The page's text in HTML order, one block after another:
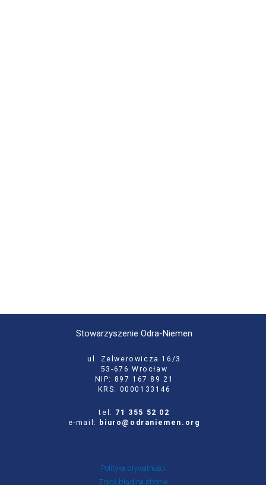
Stowarzyszenie Odra-Niemen
ul. Zelwerowicza 16/3
53-676 Wrocław
NIP: 897 167 89 21
KRS: 0000133146
tel: 71 355 52 02
e-mail:
biuro@odraniemen.org
Polityka prywatności
Zgłoś błąd na stronie